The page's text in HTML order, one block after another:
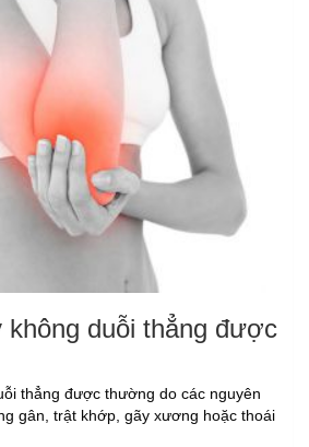
duỗi thẳng được
thẳng được thường do các nguyên
gân, trật khớp, gãy xương hoặc thoái